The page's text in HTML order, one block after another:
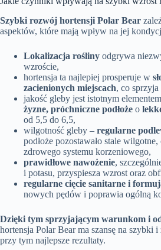
Szybki rozwój hortensji Polar Bear
aspektów, które mają wpływ na jej
Lokalizacja rośliny odgrywa
wzroście,
hortensja ta najlepiej prosperuje w
zacienionych miejscach, co
jakość gleby jest istotnym
żyzne, próchniczne podłoże o
od 5,5 do 6,5,
wilgotność gleby – regularne
podłoże pozostawało stale
zdrowego systemu korzeniowego,
prawidłowe nawożenie,
i potasu, przyspiesza wzrost oraz
regularne cięcie sanitarne i
nowych pędów i poprawia ogólną
Dzięki tym sprzyjającym warunkom i
hortensja Polar Bear ma szansę na szybki
przy tym najlepsze rezultaty.